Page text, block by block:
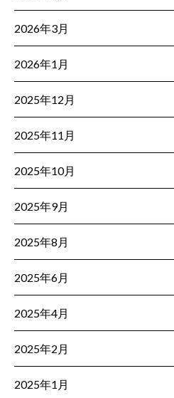
2026年3月
2026年1月
2025年12月
2025年11月
2025年10月
2025年9月
2025年8月
2025年6月
2025年4月
2025年2月
2025年1月